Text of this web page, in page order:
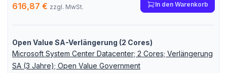
616,87 € zzgl. MwSt. In den Warenkorb
Open Value SA-Verlängerung (2 Cores)
Microsoft System Center Datacenter; 2 Cores; Verlängerung
SA (3 Jahre); Open Value Government